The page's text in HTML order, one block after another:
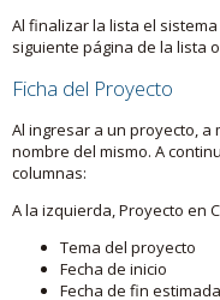
Al finalizar la lista el
siguiente página de la lista
Ficha del Proyecto
Al ingresar a un proyecto,
nombre del mismo. A
columnas:
A la izquierda, Proyecto en
Tema del proyecto
Fecha de inicio
Fecha de fin estimada